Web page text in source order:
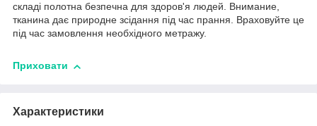
складі полотна безпечна для здоров'я людей. Внимание,
тканина дає природне зсідання під час прання. Враховуйте це
під час замовлення необхідного метражу.
Приховати
Характеристики